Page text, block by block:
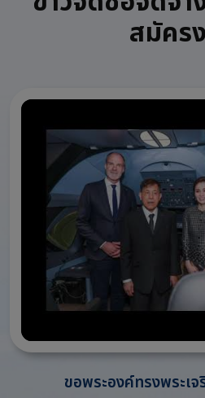
สมัคร
ขอพระองค์ทรงพระเ